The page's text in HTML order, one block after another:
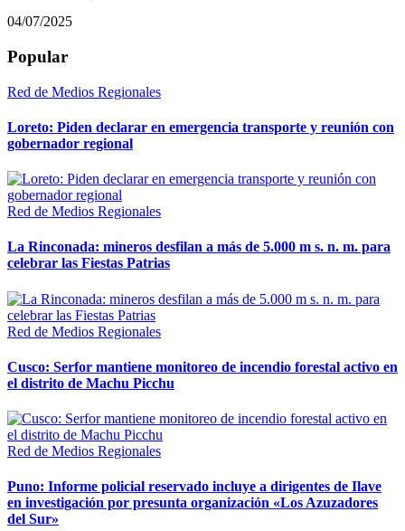
04/07/2025
Popular
Red de Medios Regionales
Loreto: Piden declarar en emergencia transporte y reunión con
gobernador regional
Red de Medios Regionales
La Rinconada: mineros desfilan a más de 5.000 m s. n. m. para
celebrar las Fiestas Patrias
Red de Medios Regionales
Cusco: Serfor mantiene monitoreo de incendio forestal activo en
el distrito de Machu Picchu
Red de Medios Regionales
Puno: Informe policial reservado incluye a dirigentes de Ilave
en investigación por presunta organización «Los Azuzadores
del Sur»